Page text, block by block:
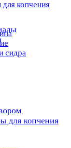
копчения
сидра
для копчения